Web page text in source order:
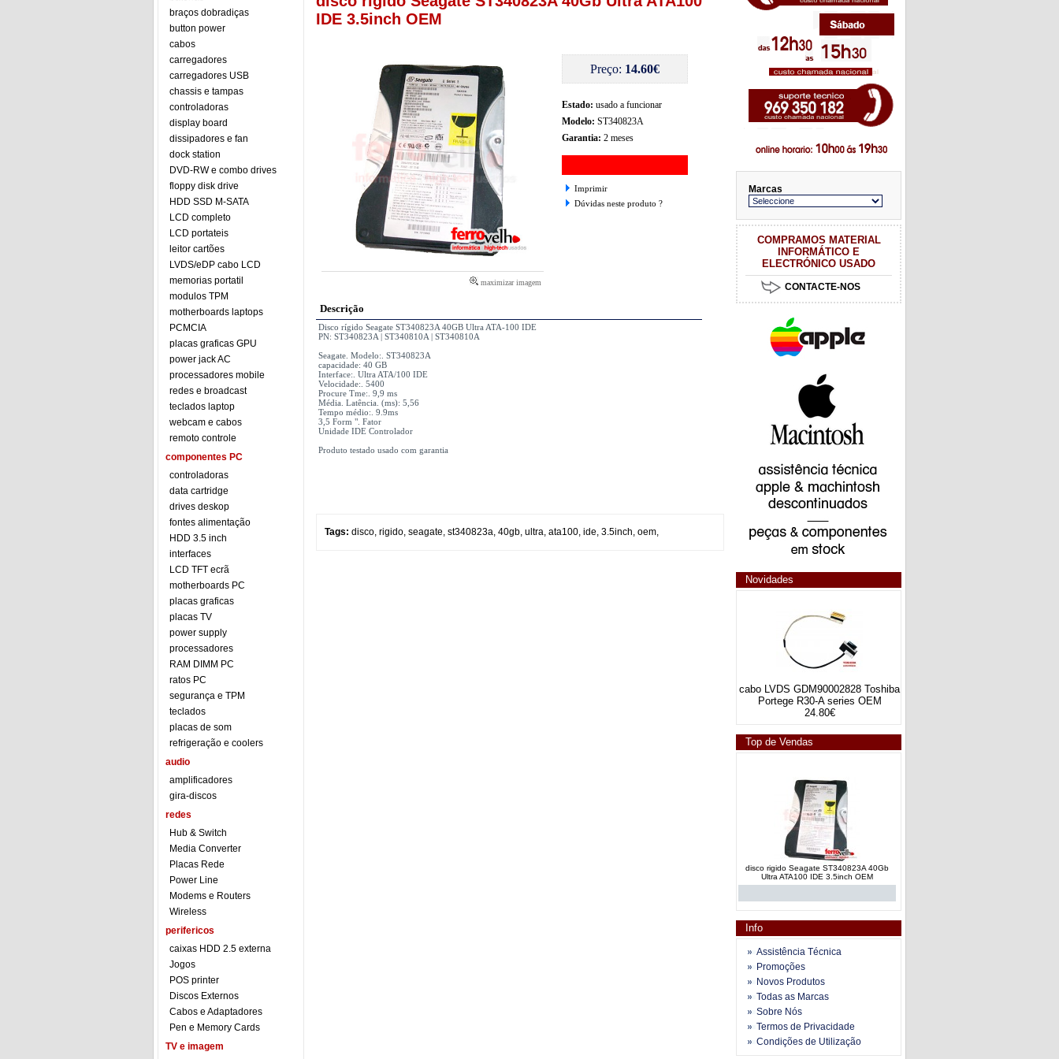
braços dobradiças
button power
cabos
carregadores
carregadores USB
chassis e tampas
controladoras
display board
dissipadores e fan
dock station
DVD-RW e combo drives
floppy disk drive
HDD SSD M-SATA
LCD completo
LCD portateis
leitor cartões
LVDS/eDP cabo LCD
memorias portatil
modulos TPM
motherboards laptops
PCMCIA
placas graficas GPU
power jack AC
processadores mobile
redes e broadcast
teclados laptop
webcam e cabos
remoto controle
componentes PC
controladoras
data cartridge
drives deskop
fontes alimentação
HDD 3.5 inch
interfaces
LCD TFT ecrã
motherboards PC
placas graficas
placas TV
power supply
processadores
RAM DIMM PC
ratos PC
segurança e TPM
teclados
placas de som
refrigeração e coolers
audio
amplificadores
gira-discos
redes
Hub & Switch
Media Converter
Placas Rede
Power Line
Modems e Routers
Wireless
perifericos
caixas HDD 2.5 externa
Jogos
POS printer
Discos Externos
Cabos e Adaptadores
Pen e Memory Cards
TV e imagem
IDE 3.5inch OEM
maximizar imagem
Preço: 14.60€
Estado: usado a funcionar
Modelo: ST340823A
Garantia: 2 meses
Imprimir
Dúvidas neste produto ?
Descrição
Disco rígido Seagate ST340823A 40GB Ultra ATA-100 IDE
PN: ST340823A | ST340810A | ST340810A
Seagate. Modelo:. ST340823A
capacidade: 40 GB
Interface:. Ultra ATA/100 IDE
Velocidade:. 5400
Procure Tme:. 9,9 ms
Média. Latência. (ms): 5,56
Tempo médio:. 9.9ms
3,5 Form ". Fator
Unidade IDE Controlador
Produto testado usado com garantia
Tags: disco, rigido, seagate, st340823a, 40gb, ultra, ata100, ide, 3.5inch, oem,
Marcas
COMPRAMOS MATERIAL
INFORMÁTICO E
ELECTRÓNICO USADO
CONTACTE-NOS
Novidades
cabo LVDS GDM90002828 Toshiba
Portege R30-A series OEM
24.80€
Top de Vendas
disco rigido Seagate ST340823A 40Gb
Ultra ATA100 IDE 3.5inch OEM
disco rigido WD Caviar WD200BB 20Gb
IDE 3.5 pol OEM original
Info
Assistência Técnica
Promoções
Novos Produtos
Todas as Marcas
Sobre Nós
Termos de Privacidade
Condições de Utilização